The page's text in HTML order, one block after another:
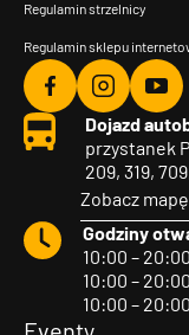
Regulamin strzelnicy
Regulamin sklepu
Agvo
Facebook
Agvo
Instagram
Agvo
Dojazd
przystanek
209, 319,
Zobacz
Godziny
10:00 – 20:00
10:00 – 20:00
10:00 – 20:00